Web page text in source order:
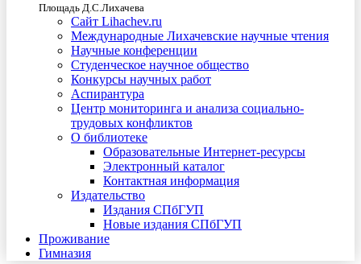
Площадь Д.С.Лихачева
Сайт Lihachev.ru
Международные Лихачевские научные чтения
Научные конференции
Студенческое научное общество
Конкурсы научных работ
Аспирантура
Центр мониторинга и анализа социально-
трудовых конфликтов
О библиотеке
Образовательные Интернет-ресурсы
Электронный каталог
Контактная информация
Издательство
Издания СПбГУП
Новые издания СПбГУП
Проживание
Гимназия